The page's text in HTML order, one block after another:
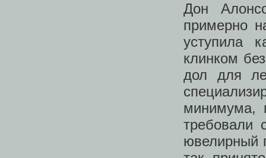
Дон
примерно
уступила
клинком
дол для
минимума,
требовали
ювелирный